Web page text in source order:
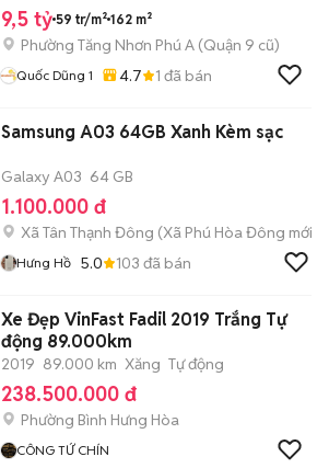
9,5 tỷ 59 tr/m² 162 m²
Phường Tăng Nhơn Phú A (Quận 9 cũ)
Quốc Dũng 1 4.7 1 đã bán
Samsung A03 64GB Xanh Kèm sạc
Galaxy A03 64 GB
1.100.000 đ
Xã Tân Thạnh Đông (Xã Phú Hòa Đông mới)
Hưng Hồ 5.0 103 đã bán
Xe Đẹp VinFast Fadil 2019 Trắng Tự
động 89.000km
2019 89.000 km Xăng Tự động
238.500.000 đ
Phường Bình Hưng Hòa
CÔNG TỨ CHÍN